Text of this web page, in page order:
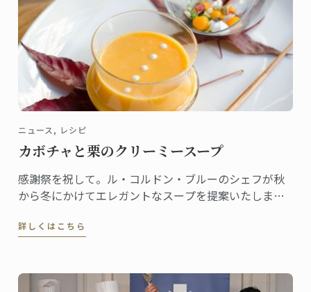
ニュース, レシピ
カボチャと栗のクリーミースープ
感謝祭を祝して。ル・コルドン・ブルーのシェフが秋
から冬にかけてエレガントなスープを提案いたしま
詳しくはこちら